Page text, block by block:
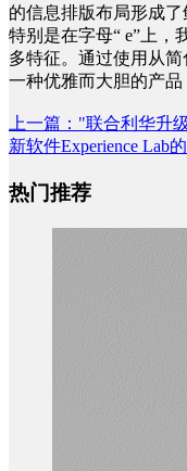
的信息排版布局形成了
特别是在字母“ e”上，
多特征。通过使用从
一种优雅而大胆的产品
上一篇 ："联合利华升
新软件Experience Lab
热门推荐